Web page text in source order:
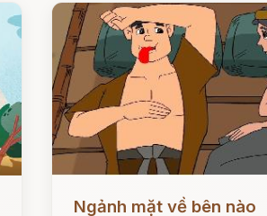
Ngảnh mặt về bên nào